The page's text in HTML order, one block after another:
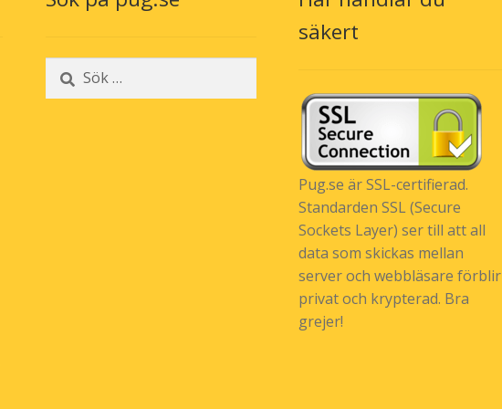
Sök
efter:
säkert
Pug.se är SSL-certifierad.
Standarden SSL (Secure
Sockets Layer) ser till att all
data som skickas mellan
server och webbläsare förblir
privat och krypterad. Bra
grejer!